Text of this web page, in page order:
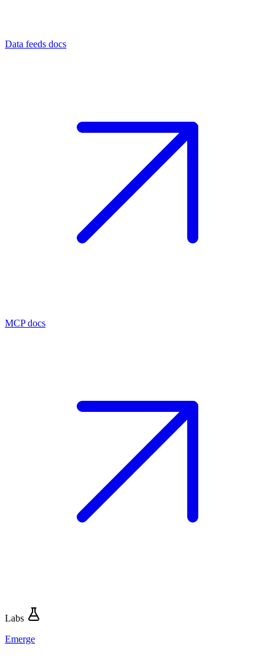
Data feeds docs
MCP docs
Labs
Emerge